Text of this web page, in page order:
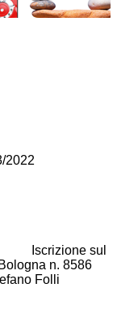
2022
Iscrizione sul
n. 8586
Folli